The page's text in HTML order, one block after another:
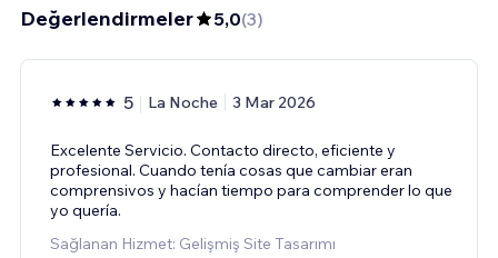
Değerlendirmeler 5,0(3)
5 La Noche 3 Mar 2026
Excelente Servicio. Contacto directo, eficiente y
profesional. Cuando tenía cosas que cambiar eran
comprensivos y hacían tiempo para comprender lo que
yo quería.
Sağlanan Hizmet: Gelişmiş Site Tasarımı